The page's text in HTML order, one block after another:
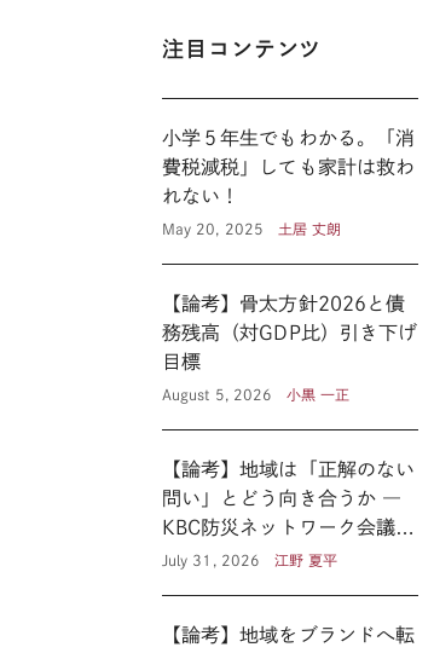
注目コンテンツ
小学５年生でもわかる。「消
費税減税」しても家計は救わ
れない！
May 20, 2025 土居 丈朗
【論考】骨太方針2026と債
務残高（対GDP比）引き下げ
目標
August 5, 2026 小黒 一正
【論考】地域は「正解のない
問い」とどう向き合うか ―
KBC防災ネットワーク会議に
見る新たな公共性 ―
July 31, 2026 江野 夏平
【論考】地域をブランドへ転